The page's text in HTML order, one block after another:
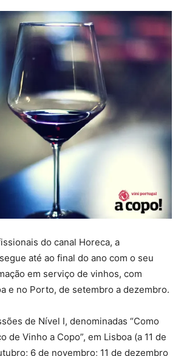
do canal Horeca, a
até ao final do ano com o seu
em serviço de vinhos, com
e no Porto, de setembro a dezembro.
de Nível I, denominadas “Como
de Vinho a Copo”, em Lisboa (a 11 de
6 de novembro; 11 de dezembro